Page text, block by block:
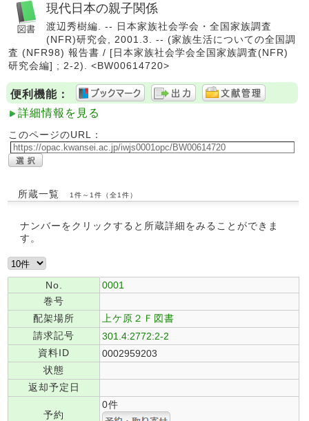
現代日本の親子関係
渡辺秀樹編. -- 日本家族社会学会・全国家族調査
(NFR)研究会, 2001.3. -- (家族生活についての全国調
査 (NFR98) 報告書 / [日本家族社会学会全国家族調査(NFR)
研究会編] ; 2-2). <BW00614720>
便利機能：
詳細情報を見る
このページのURL：
所蔵一覧 1件～1件（全1件）
ナンバーをクリックすると所蔵詳細をみることができま
す。
No.
0001
巻号
配架場所
上ケ原２Ｆ図書
請求記号
301.4:2772:2-2
資料ID
0002959203
状態
返却予定日
予約
0件